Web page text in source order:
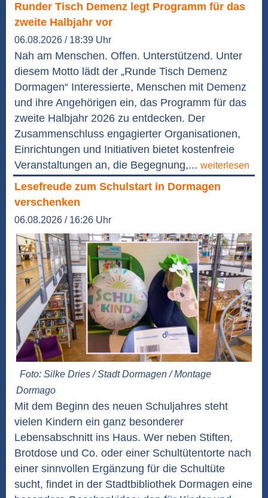
Runder Tisch Demenz legt Programm für das
zweite Halbjahr vor
06.08.2026 / 18:39 Uhr
Nah am Menschen. Offen. Unterstützend. Unter
diesem Motto lädt der „Runde Tisch Demenz
Dormagen“ Interessierte, Menschen mit Demenz
und ihre Angehörigen ein, das Programm für das
zweite Halbjahr 2026 zu entdecken. Der
Zusammenschluss engagierter Organisationen,
Einrichtungen und Initiativen bietet kostenfreie
Veranstaltungen an, die Begegnung,... weiterlesen
Lesefreude zum Schulstart in Dormagen
verschenken
06.08.2026 / 16:26 Uhr
Foto: Silke Dries / Stadt Dormagen / Montage
Dormago
Mit dem Beginn des neuen Schuljahres steht
vielen Kindern ein ganz besonderer
Lebensabschnitt ins Haus. Wer neben Stiften,
Brotdose und Co. oder einer Schultütentorte nach
einer sinnvollen Ergänzung für die Schultüte
sucht, findet in der Stadtbibliothek Dormagen eine